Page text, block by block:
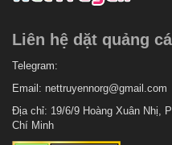
Liên hệ dặt quảng
Telegram:
Email: nettruyennorg@gmail.com
Địa chỉ: 19/6/9 Hoàng Xuân Nhị,
Chí Minh